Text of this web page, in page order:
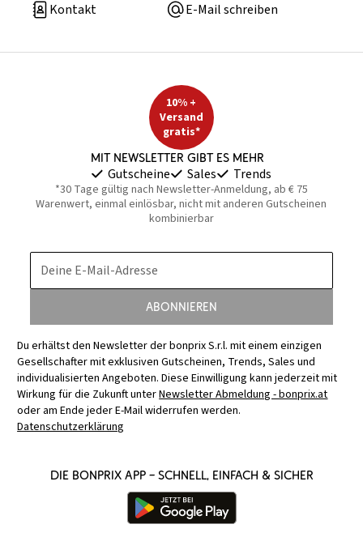
Kontakt
E-Mail schreiben
10% +
Versand
gratis*
Mit Newsletter gibt es mehr
Gutscheine Sales Trends
*30 Tage gültig nach Newsletter-Anmeldung, ab € 75
Warenwert, einmal einlösbar, nicht mit anderen Gutscheinen
kombinierbar
Deine E-Mail-Adresse
Abonnieren
Du erhältst den Newsletter der bonprix S.r.l. mit einem einzigen
Gesellschafter mit exklusiven Gutscheinen, Trends, Sales und
individualisierten Angeboten. Diese Einwilligung kann jederzeit mit
Wirkung für die Zukunft unterNewsletter Abmeldung - bonprix.at
oder am Ende jeder E-Mail widerrufen werden.
Datenschutzerklärung
Die bonprix App – schnell, einfach & sicher